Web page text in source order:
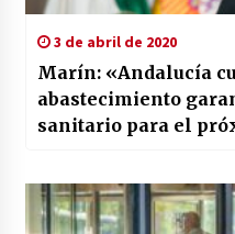
3 de abril de 2020
Marín: «Andalucía
abastecimiento
sanitario para el